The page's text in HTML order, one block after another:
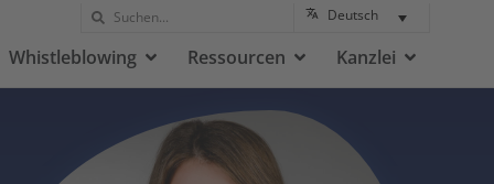
Deutsch
Whistleblowing Ressourcen Kanzlei